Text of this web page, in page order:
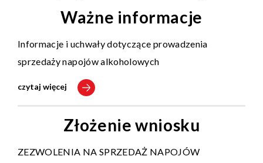
Ważne informacje
Informacje i uchwały dotyczące prowadzenia
sprzedaży napojów alkoholowych
czytaj więcej
Złożenie wniosku
ZEZWOLENIA NA SPRZEDAŻ NAPOJÓW